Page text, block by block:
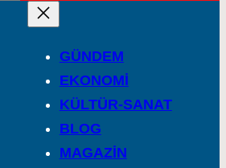
GÜNDEM
EKONOMİ
KÜLTÜR-SANAT
BLOG
MAGAZİN